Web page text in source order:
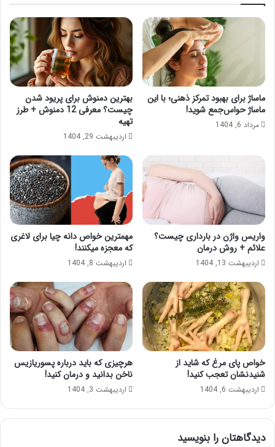
ماساژ برای بهبود تمرکز ذهنی؛ با این
ماساژ حواس‌جمع شوید!
مرداد 6, 1404
بهترین دمنوش برای پریود شدن
چیست؟ معرفی 12 دمنوش + طرز
تهیه
اردیبهشت 29, 1404
واریس واژن در بارداری چیست؟
علائم + روش درمان
اردیبهشت 13, 1404
مهمترین خواص دانه چیا برای لاغری
که معجزه میکنند!
اردیبهشت 8, 1404
خواص پای مرغ که شاید از
شنیدنشان تعجب کنید!
اردیبهشت 6, 1404
هرچیزی که باید درباره پسوریازیس
ناخن بدانید و درمان کنید!
اردیبهشت 3, 1404
دیدگاهتان را بنویسید